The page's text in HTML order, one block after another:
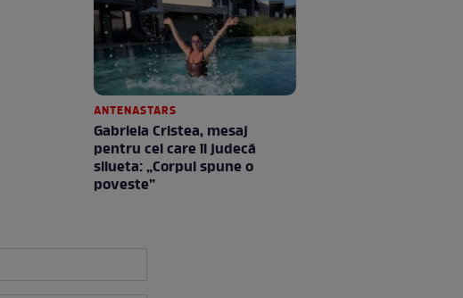
ANTENASTARS
Gabriela Cristea, mesaj
pentru cei care îi judecă
silueta: „Corpul spune o
poveste”